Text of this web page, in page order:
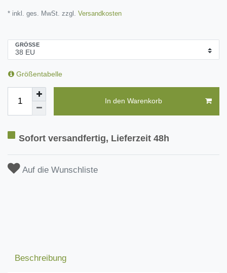
* inkl. ges. MwSt. zzgl. Versandkosten
GRÖSSE
Größentabelle
In den Warenkorb
Sofort versandfertig, Lieferzeit 48h
Auf die Wunschliste
Beschreibung